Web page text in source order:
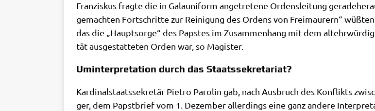
Fran­zis­kus frag­te die in Gala­uni­form ange­tre­te­ne Ordens­lei­tung
gemach­ten Fort­schrit­te zur Rei­ni­gung des Ordens von Frei­mau­rern“
das die „Haupt­sor­ge“ des Pap­stes im Zusam­men­hang mit dem
tät aus­ge­stat­te­ten Orden war, so Magister.
Uminterpretation durch das Staatssekretariat?
Kar­di­nal­staats­se­kre­tär Pie­tro Paro­lin gab, nach Aus­bruch des Kon­flikts
ger, dem Papst­brief vom 1. Dezem­ber aller­dings eine ganz ande­re